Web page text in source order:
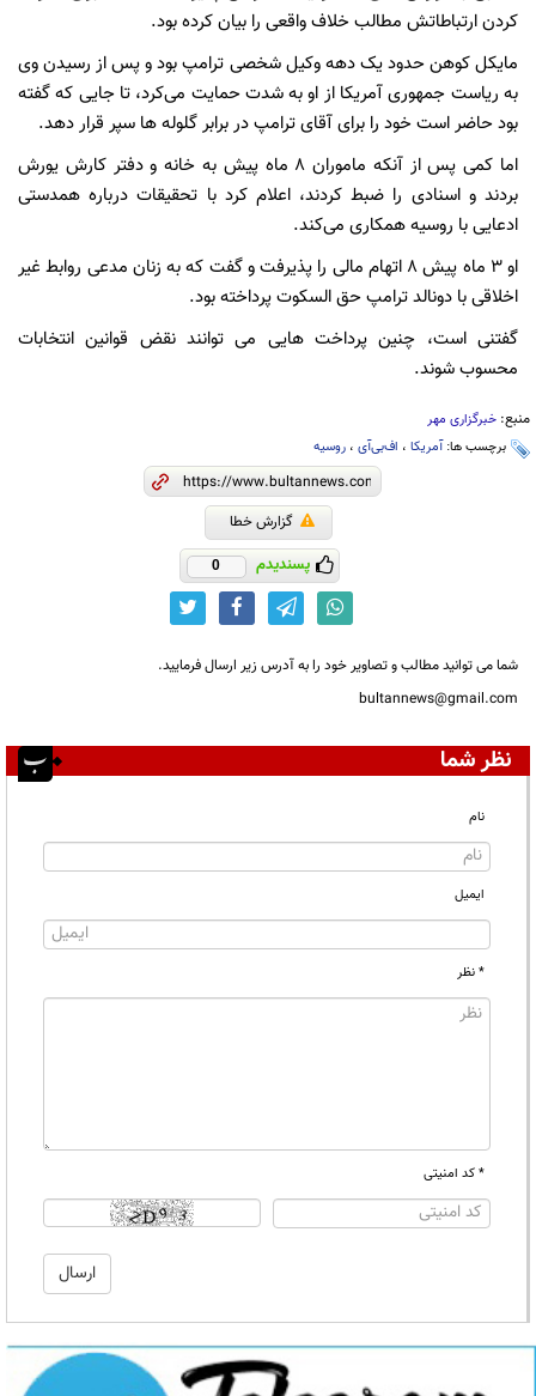
کردن ارتباطاتش مطالب خلاف واقعی را بیان کرده بود.
مایکل کوهن حدود یک دهه وکیل شخصی ترامپ بود و پس از رسیدن وی
به ریاست جمهوری آمریکا از او به شدت حمایت می‌کرد، تا جایی که گفته
بود حاضر است خود را برای آقای ترامپ در برابر گلوله‌ ها سپر قرار دهد.
اما کمی پس از آنکه ماموران ۸ ماه پیش به خانه و دفتر کارش یورش
بردند و اسنادی را ضبط کردند، اعلام کرد با تحقیقات درباره همدستی
ادعایی با روسیه همکاری می‌کند.
او ۳ ماه پیش ۸ اتهام مالی را پذیرفت و گفت که به زنان مدعی روابط غیر
اخلاقی با دونالد ترامپ حق‌ السکوت پرداخته بود.
گفتنی است، چنین پرداخت‌ هایی می‌ توانند نقض قوانین انتخابات
محسوب شوند.
منبع: خبرگزاری مهر
برچسب ها:آمریکا ، اف‌بی‌آی ، روسیه
گزارش خطا
پسندیدم 0
شما می توانید مطالب و تصاویر خود را به آدرس زیر ارسال فرمایید.
bultannews@gmail.com
نظر شما
نام
ایمیل
* نظر
* کد امنیتی